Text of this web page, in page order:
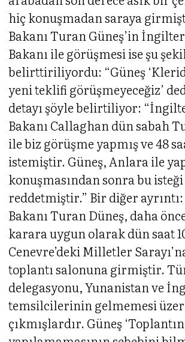
hiç konuşmadan saraya
Bakanı Turan Güneş’in
Bakanı ile görüşmesi ise şu
belirttiriliyordu: “Güneş
yeni teklifi görüşmeyeceğiz’
detayı şöyle belirtiliyor:
Bakanı Callaghan dün sabah
ile biz görüşme yapmış ve 48
istemiştir. Güneş, Anlara ile
konuşmasından sonra bu isteği
reddetmiştir.” Bir diğer
Bakanı Turan Düneş, daha
karara uygun olarak dün saat
Cenevre’deki Milletler
toplantı salonuna girmiştir.
delegasyonu, Yunanistan ve
temsilcilerinin gelmemesi
çıkmışlardır. Güneş